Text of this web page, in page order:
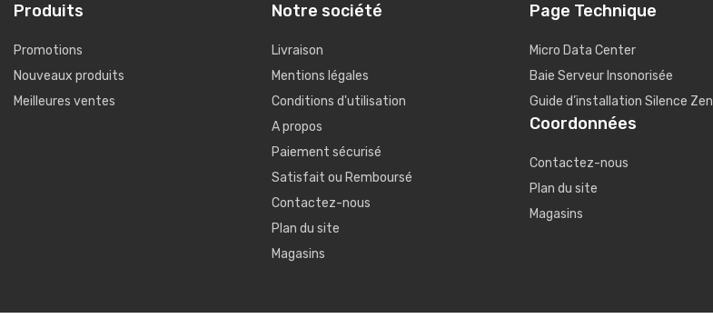
Produits
Promotions
Nouveaux produits
Meilleures ventes
Notre société
Livraison
Mentions légales
Conditions d'utilisation
A propos
Paiement sécurisé
Satisfait ou Remboursé
Contactez-nous
Plan du site
Magasins
Page Technique
Micro Data Center
Baie Serveur Insonorisée
Guide d’installation Silence Zen
Coordonnées
Contactez-nous
Plan du site
Magasins